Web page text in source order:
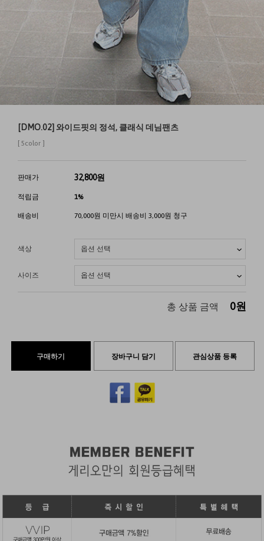
[DMO.02] 와이드핏의 정석, 클래식 데님팬츠
[ 5color ]
판매가 32,800원
적립금 1%
배송비 70,000원 미만시 배송비 3,000원 청구
색상
사이즈
총 상품 금액 0원
구매하기 장바구니 담기 관심상품 등록